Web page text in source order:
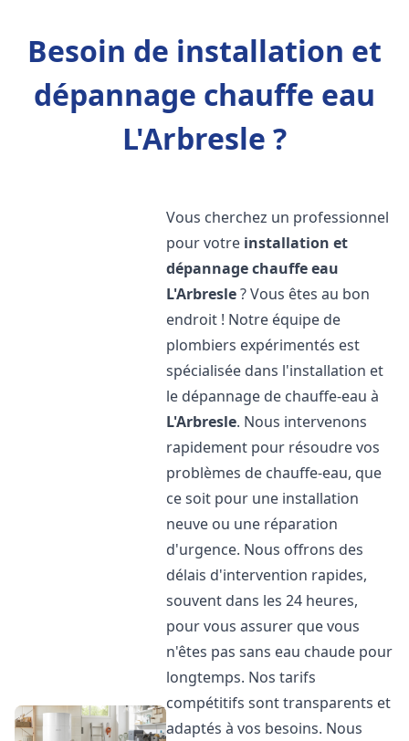
Besoin de installation et
dépannage chauffe eau
L'Arbresle ?
Vous cherchez un professionnel
pour votre installation et
dépannage chauffe eau
L'Arbresle? Vous êtes au bon
endroit ! Notre équipe de
plombiers expérimentés est
spécialisée dans l'installation et
le dépannage de chauffe-eau à
L'Arbresle. Nous intervenons
rapidement pour résoudre vos
problèmes de chauffe-eau, que
ce soit pour une installation
neuve ou une réparation
d'urgence. Nous offrons des
délais d'intervention rapides,
souvent dans les 24 heures,
pour vous assurer que vous
n'êtes pas sans eau chaude pour
longtemps. Nos tarifs
compétitifs sont transparents et
adaptés à vos besoins. Nous